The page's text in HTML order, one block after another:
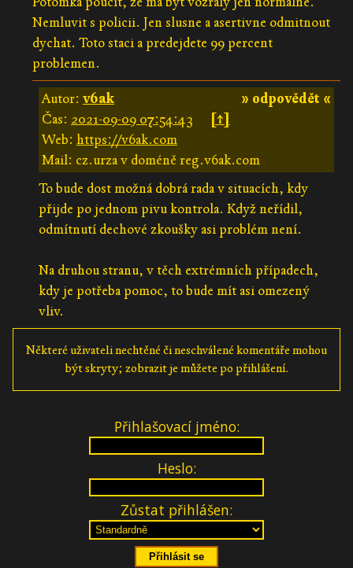
Nemluvit s policii. Jen slusne a asertivne odmitnout
dychat. Toto staci a predejdete 99 percent
problemen.
» odpovědět «
Autor: v6ak
Čas: 2021-09-09 07:54:43
[↑]
Web: https://v6ak.com
Mail: cz.urza v doméně reg.v6ak.com
To bude dost možná dobrá rada v situacích, kdy
přijde po jednom pivu kontrola. Když neřídil,
odmítnutí dechové zkoušky asi problém není.
Na druhou stranu, v těch extrémních případech,
kdy je potřeba pomoc, to bude mít asi omezený
vliv.
Některé uživateli nechtěné či neschválené komentáře mohou
být skryty; zobrazit je můžete po přihlášení.
Přihlašovací jméno:
Heslo:
Zůstat přihlášen: